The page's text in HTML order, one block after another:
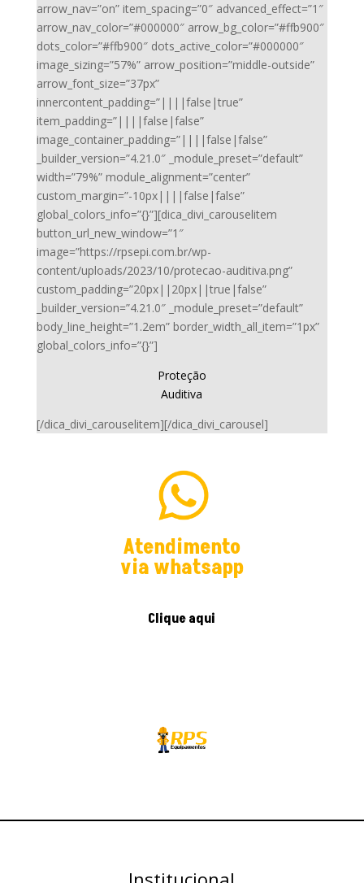
arrow_nav=”on” item_spacing=”0″ advanced_effect=”1″
arrow_nav_color=”#000000″ arrow_bg_color=”#ffb900″
dots_color=”#ffb900″ dots_active_color=”#000000″
image_sizing=”57%” arrow_position=”middle-outside”
arrow_font_size=”37px”
innercontent_padding=”||||false|true”
item_padding=”||||false|false”
image_container_padding=”||||false|false”
_builder_version=”4.21.0″ _module_preset=”default”
width=”79%” module_alignment=”center”
custom_margin=”-10px||||false|false”
global_colors_info=”{}”][dica_divi_carouselitem
button_url_new_window=”1″
image=”https://rpsepi.com.br/wp-
content/uploads/2023/10/protecao-auditiva.png”
custom_padding=”20px||20px||true|false”
_builder_version=”4.21.0″ _module_preset=”default”
body_line_height=”1.2em” border_width_all_item=”1px”
global_colors_info=”{}”]
Proteção
Auditiva
[/dica_divi_carouselitem][/dica_divi_carousel]
Atendimento
via whatsapp
Clique aqui